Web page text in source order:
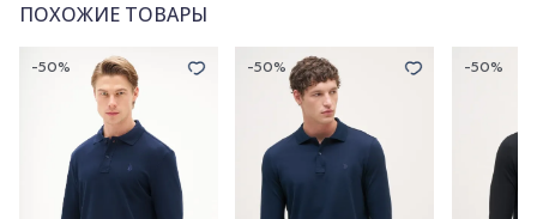
ПОХОЖИЕ ТОВАРЫ
-50% -50% -50%